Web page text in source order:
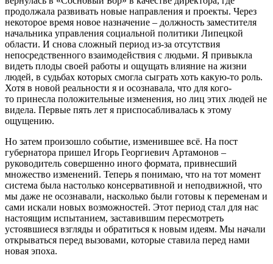
продолжала развивать новые направления и проекты. Через
некоторое время новое назначение – должность заместителя
начальника управления социальной политики Липецкой
области. И снова сложный период из-за отсутствия
непосредственного взаимодействия с людьми. Я привыкла
видеть плоды своей работы и ощущать влияние на жизни
людей, в судьбах которых смогла сыграть хоть какую-то роль.
Хотя в новой реальности я и осознавала, что для кого-
то принесла положительные изменения, но лиц этих людей не
видела. Первые пять лет я приспосабливалась к этому
ощущению.
Но затем произошло событие, изменившее всё. На пост
губернатора пришел Игорь Георгиевич Артамонов –
руководитель совершенно иного формата, привнесший
множество изменений. Теперь я понимаю, что на тот момент
система была настолько консервативной и неподвижной, что
мы даже не осознавали, насколько были готовы к переменам и
сами искали новых возможностей. Этот период стал для нас
настоящим испытанием, заставившим пересмотреть
устоявшиеся взгляды и обратиться к новым идеям. Мы начали
открываться перед вызовами, которые ставила перед нами
новая эпоха.